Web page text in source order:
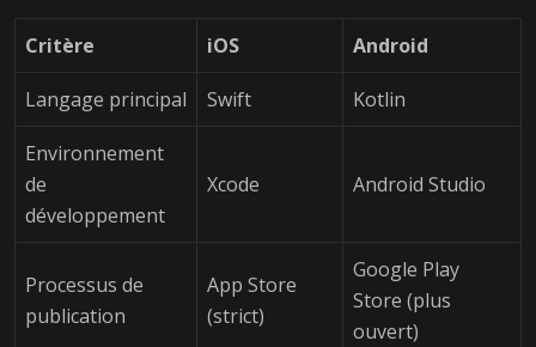
Critère iOS Android
Langage principal Swift Kotlin
Environnement
de
développement
Xcode Android Studio
Processus de
publication
App Store
(strict)
Google Play
Store (plus
ouvert)